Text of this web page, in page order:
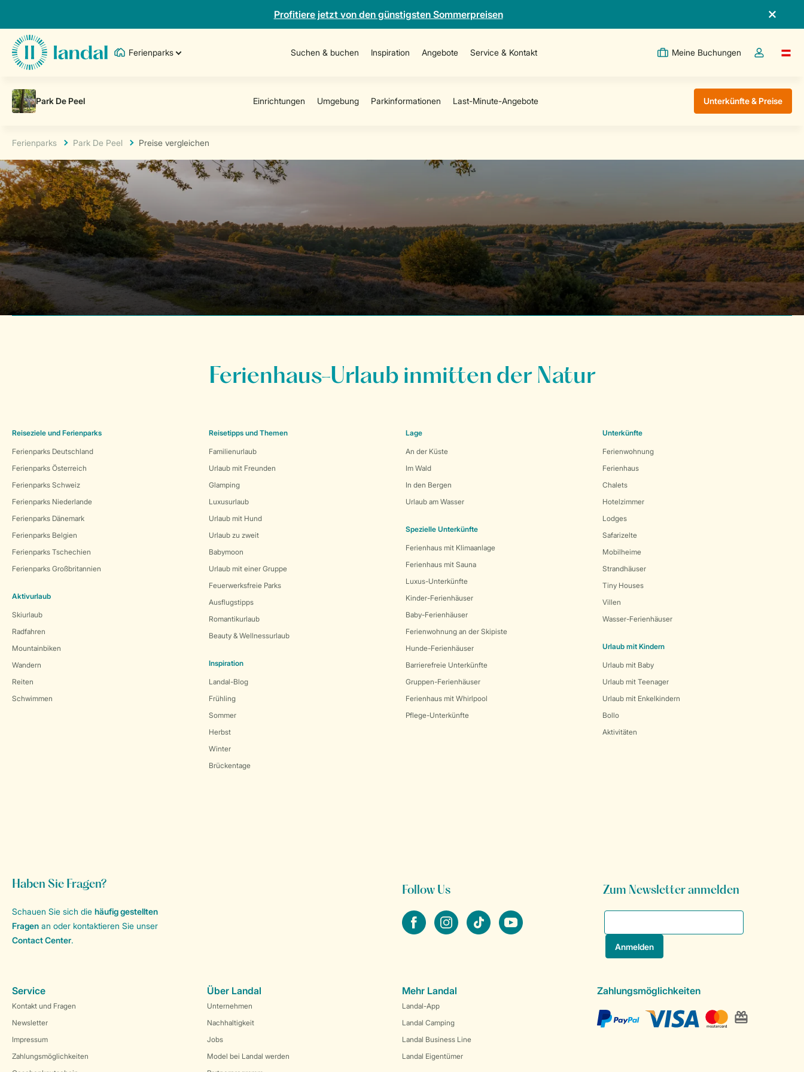
Profitiere jetzt von den günstigsten Sommerpreisen
Ferienparks Suchen & buchen Inspiration Angebote Service & Kontakt Meine Buchungen
Dropdown-
Unterkünfte & Preise
Ferienparks Park De Peel Preise vergleichen
Ferienhaus-Urlaub inmitten der Natur
Reiseziele und Ferienparks
Ferienparks Deutschland
Ferienparks Österreich
Ferienparks Schweiz
Ferienparks Niederlande
Ferienparks Dänemark
Ferienparks Belgien
Ferienparks Tschechien
Ferienparks Großbritannien
Aktivurlaub
Skiurlaub
Radfahren
Mountainbiken
Wandern
Reiten
Schwimmen
Reisetipps und Themen
Familienurlaub
Urlaub mit Freunden
Glamping
Luxusurlaub
Urlaub mit Hund
Urlaub zu zweit
Babymoon
Urlaub mit einer Gruppe
Feuerwerksfreie Parks
Ausflugstipps
Romantikurlaub
Beauty & Wellnessurlaub
Inspiration
Landal-Blog
Frühling
Sommer
Herbst
Winter
Brückentage
Lage
An der Küste
Im Wald
In den Bergen
Urlaub am Wasser
Spezielle Unterkünfte
Ferienhaus mit Klimaanlage
Ferienhaus mit Sauna
Luxus-Unterkünfte
Kinder-Ferienhäuser
Baby-Ferienhäuser
Ferienwohnung an der Skipiste
Hunde-Ferienhäuser
Barrierefreie Unterkünfte
Gruppen-Ferienhäuser
Ferienhaus mit Whirlpool
Pflege-Unterkünfte
Unterkünfte
Ferienwohnung
Ferienhaus
Chalets
Hotelzimmer
Lodges
Safarizelte
Mobilheime
Strandhäuser
Tiny Houses
Villen
Wasser-Ferienhäuser
Urlaub mit Kindern
Urlaub mit Baby
Urlaub mit Teenager
Urlaub mit Enkelkindern
Bollo
Aktivitäten
Haben Sie Fragen?
Schauen Sie sich die häufig gestellten
Fragen an oder kontaktieren Sie unser
Contact Center.
Follow Us
facebookinstagramtiktok youtube
Zum Newsletter anmelden
Service
Kontakt und Fragen
Newsletter
Impressum
Zahlungsmöglichkeiten
Über Landal
Unternehmen
Nachhaltigkeit
Jobs
Model bei Landal werden
Mehr Landal
Landal-App
Landal Camping
Landal Business Line
Landal Eigentümer
Zahlungsmöglichkeiten